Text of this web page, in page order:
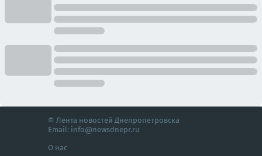
© Лента новостей Днепропетровска
Email: info@newsdnepr.ru
О нас